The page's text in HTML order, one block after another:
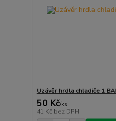
Uzávěr hrdla chladiče 1
50 Kč/ks
41 Kč bez DPH